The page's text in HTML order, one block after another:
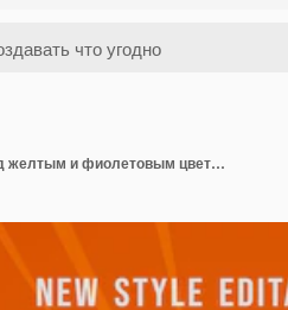
Редактируемый текстовый эффект игры над желтым и фиолетовым цветом